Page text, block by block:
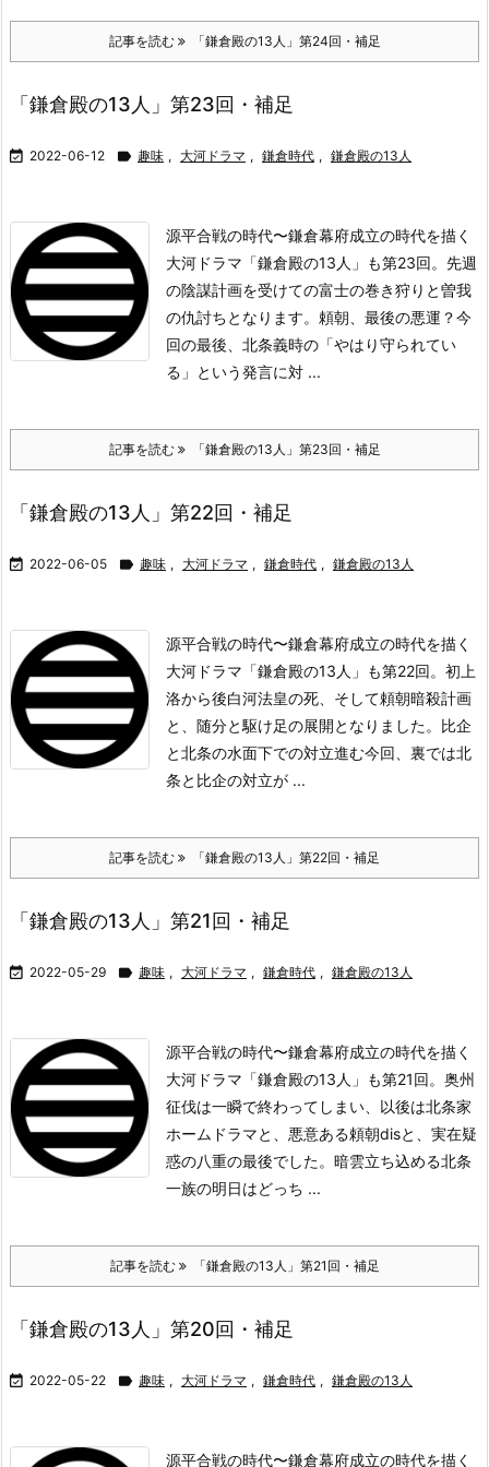
記事を読む 「鎌倉殿の13人」第24回・補足
「鎌倉殿の13人」第23回・補足
 2022-06-12  趣味 , 大河ドラマ , 鎌倉時代 , 鎌倉殿の13人
源平合戦の時代〜鎌倉幕府成立の時代を描く
大河ドラマ「鎌倉殿の13人」も第23回。先週
の陰謀計画を受けての富士の巻き狩りと曽我
の仇討ちとなります。 頼朝、最後の悪運？今
回の最後、北条義時の「やはり守られてい
る」という発言に対 ...
記事を読む 「鎌倉殿の13人」第23回・補足
「鎌倉殿の13人」第22回・補足
 2022-06-05  趣味 , 大河ドラマ , 鎌倉時代 , 鎌倉殿の13人
源平合戦の時代〜鎌倉幕府成立の時代を描く
大河ドラマ「鎌倉殿の13人」も第22回。初上
洛から後白河法皇の死、そして頼朝暗殺計画
と、随分と駆け足の展開となりました。 比企
と北条の水面下での対立進む今回、裏では北
条と比企の対立が ...
記事を読む 「鎌倉殿の13人」第22回・補足
「鎌倉殿の13人」第21回・補足
 2022-05-29  趣味 , 大河ドラマ , 鎌倉時代 , 鎌倉殿の13人
源平合戦の時代〜鎌倉幕府成立の時代を描く
大河ドラマ「鎌倉殿の13人」も第21回。奥州
征伐は一瞬で終わってしまい、以後は北条家
ホームドラマと、悪意ある頼朝disと、実在疑
惑の八重の最後でした。 暗雲立ち込める北条
一族の明日はどっち ...
記事を読む 「鎌倉殿の13人」第21回・補足
「鎌倉殿の13人」第20回・補足
 2022-05-22  趣味 , 大河ドラマ , 鎌倉時代 , 鎌倉殿の13人
源平合戦の時代〜鎌倉幕府成立の時代を描く